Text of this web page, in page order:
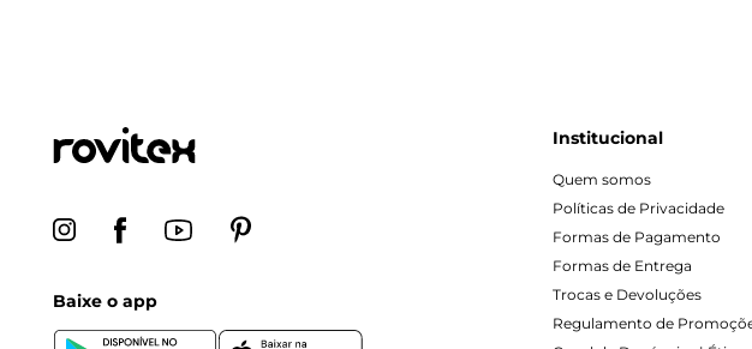
Baixe o app
Institucional
Quem somos
Políticas de Privacidade
Formas de Pagamento
Formas de Entrega
Trocas e Devoluções
Regulamento de